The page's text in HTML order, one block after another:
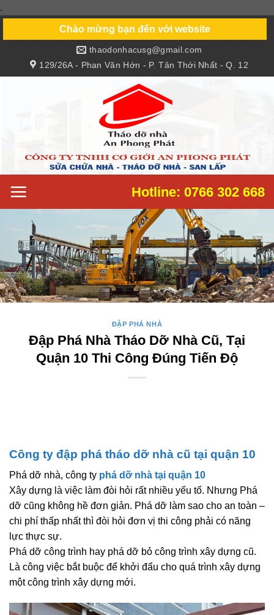
.
content
Chào mừng bạn đến với website
129/26A - Phan Văn Hớn - P. Tân Thới Nhất - Q. 12
thaodonhacusg@gmail.com
Hotline: 0766 302 668
ĐẬP PHÁ NHÀ
Đập Phá Nhà Tháo Dỡ Nhà Cũ, Tại
Quận 10 Thi Công Đúng Tiến Độ
Công ty đập phá tháo dỡ nhà cũ tại quận 10
Phá dỡ nhà, công ty phá dỡ nhà tại quận 10
Xây dựng là việc làm đòi hỏi rất nhiều yếu tố. Nhưng Phá
dỡ cũng không hề đơn giản. Phá dỡ làm sao cho an toàn –
chi phí thấp nhất thì đòi hỏi đơn vị thi công phải có năng
lực thực sự.
Phá dỡ công trình hay phá dỡ bỏ công trình xây dựng cũ.
Là công việc bắt buộc để khởi đẩu cho quá trình xây dựng
một công trình xây dựng mới.